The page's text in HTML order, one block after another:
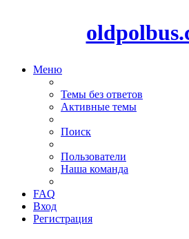
Меню
Темы без ответов
Активные темы
Поиск
Пользователи
Наша команда
FAQ
Вход
Регистрация